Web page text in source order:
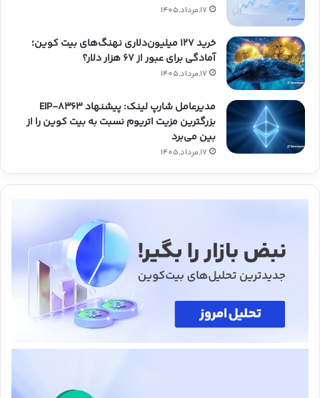
17,مرداد,1405
خرید ۱۲۷ میلیون‌دلاری نهنگ‌های بیت کوین؛
آمادگی برای عبور از ۶۷ هزار دلار؟
17,مرداد,1405
مدیرعامل شارپ لینک: پیشنهاد EIP-۸۳۶۳
بزرگترین مزیت اتریوم نسبت به بیت کوین را از
بین می‌برد
17,مرداد,1405